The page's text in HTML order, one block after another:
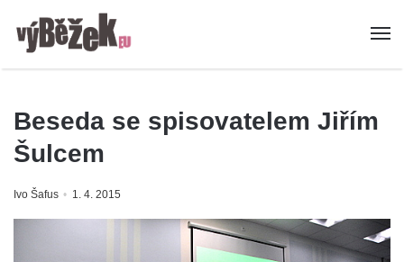
Beseda se spisovatelem Jiřím
Šulcem
Ivo Šafus 1. 4. 2015